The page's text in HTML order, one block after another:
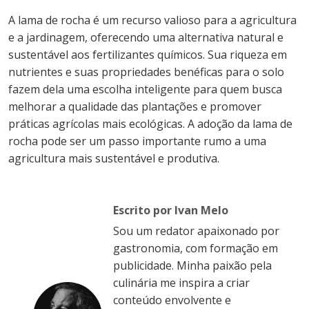
A lama de rocha é um recurso valioso para a agricultura
e a jardinagem, oferecendo uma alternativa natural e
sustentável aos fertilizantes químicos. Sua riqueza em
nutrientes e suas propriedades benéficas para o solo
fazem dela uma escolha inteligente para quem busca
melhorar a qualidade das plantações e promover
práticas agrícolas mais ecológicas. A adoção da lama de
rocha pode ser um passo importante rumo a uma
agricultura mais sustentável e produtiva.
Escrito por Ivan Melo
Sou um redator apaixonado por
gastronomia, com formação em
publicidade. Minha paixão pela
culinária me inspira a criar
conteúdo envolvente e